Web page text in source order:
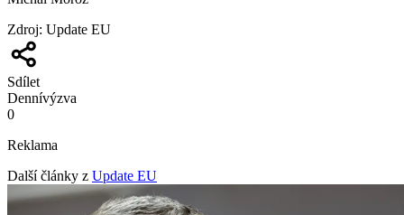
Zdroj: Update EU
Sdílet
Dennívýzva
0
Reklama
Další články z Update EU